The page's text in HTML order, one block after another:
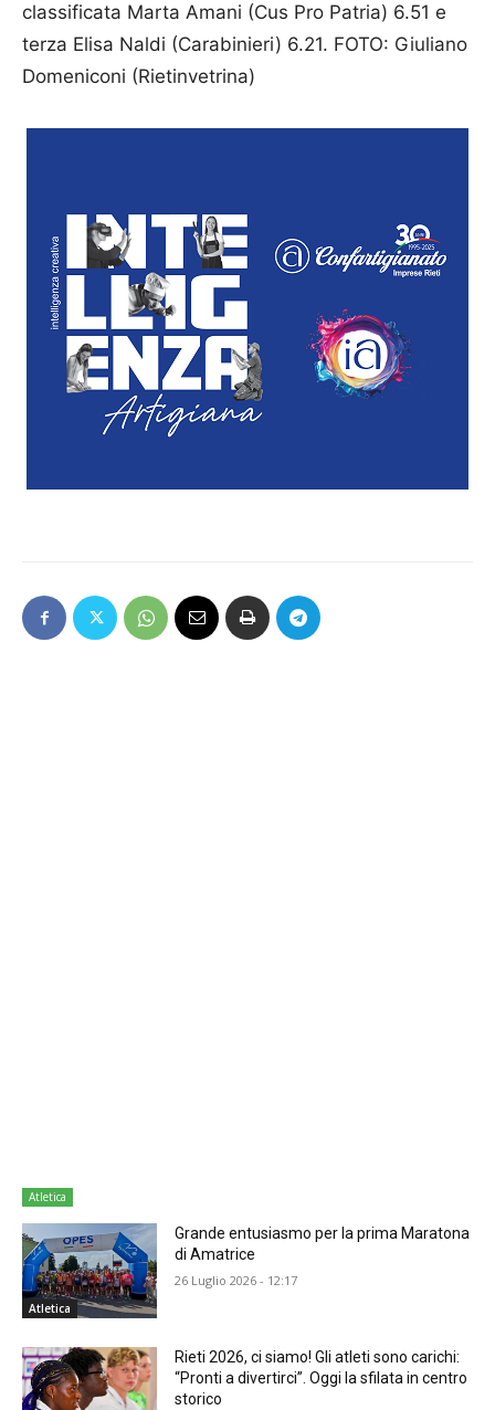
classificata Marta Amani (Cus Pro Patria) 6.51 e
terza Elisa Naldi (Carabinieri) 6.21. FOTO: Giuliano
Domeniconi (Rietinvetrina)
Atletica
Atletica
Grande entusiasmo per la prima Maratona
di Amatrice
26 Luglio 2026 - 12:17
Rieti 2026, ci siamo! Gli atleti sono carichi:
“Pronti a divertirci”. Oggi la sfilata in centro
storico